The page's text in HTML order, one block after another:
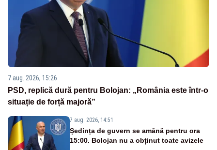
7 aug. 2026, 15:26
PSD, replică dură pentru Bolojan: „România este într-o
situație de forță majoră”
7 aug. 2026, 14:51
Ședința de guvern se amână pentru ora
15:00. Bolojan nu a obținut toate avizele